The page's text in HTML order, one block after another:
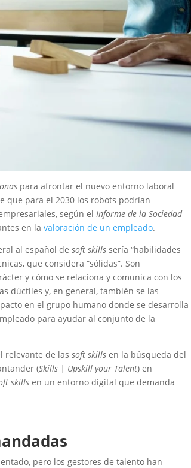
para afrontar el nuevo entorno laboral
que para el 2030 los robots podrían
según elInforme de la Sociedad
en lavaloración de un empleado.
al español desoft skills sería “habilidades
que considera “sólidas”. Son
y cómo se relaciona y comunica con los
dúctiles y, en general, también se las
en el grupo humano donde se desarrolla
para ayudar al conjunto de la
relevante de lassoft skills en la búsqueda del
(Skills | Upskill your Talent) en
skills en un entorno digital que demanda
pero los gestores de talento han